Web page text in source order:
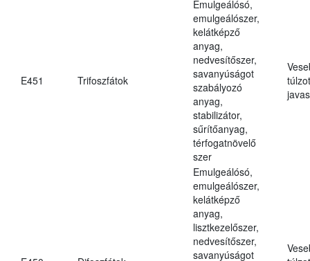
E451 Trifoszfátok
Emulgeálósó,
emulgeálószer,
kelátképző
anyag,
nedvesítőszer,
savanyúságot
szabályozó
anyag,
stabilizátor,
sűrítőanyag,
térfogatnövelő
szer
Emulgeálósó,
emulgeálószer,
kelátképző
anyag,
lisztkezelőszer,
nedvesítőszer,
savanyúságot